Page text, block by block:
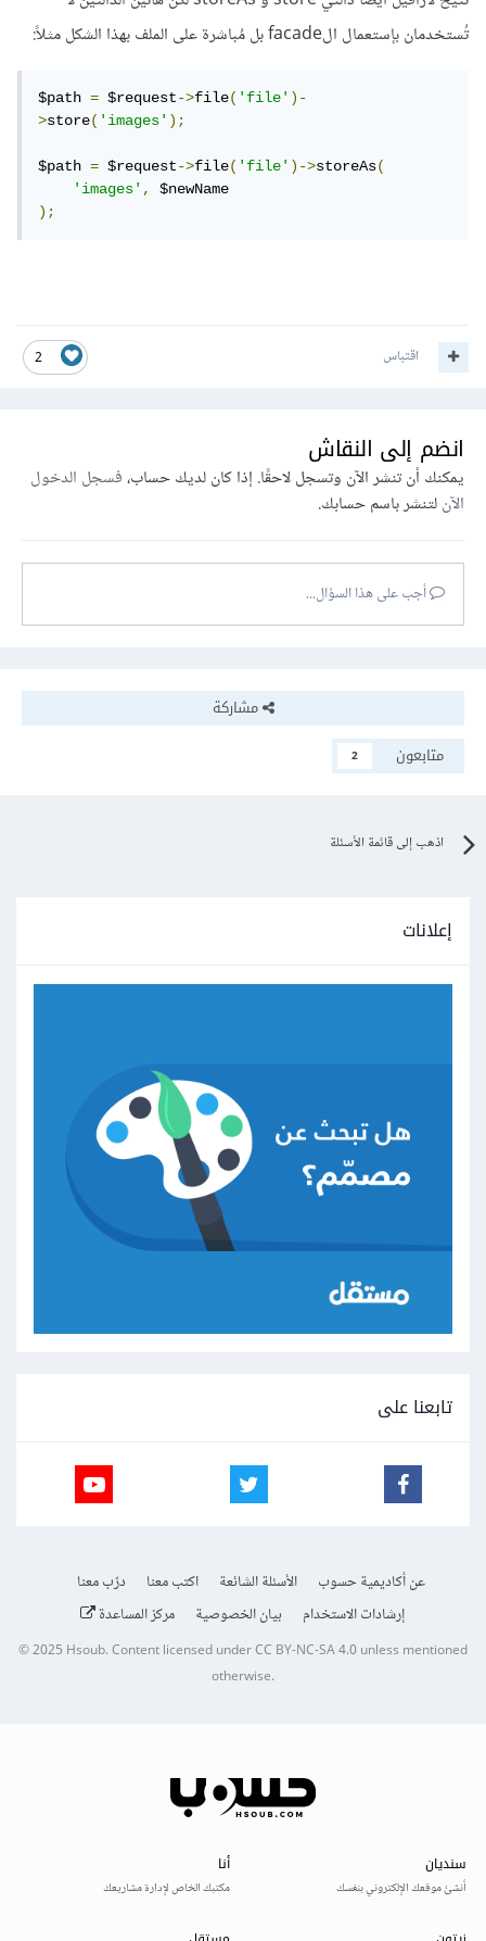
تُستخدمان بإستعمال الfacade بل مُباشرة على الملف بهذا الشكل مثلاً:
$path = $request->file('file')-
>store('images');
$path = $request->file('file')->storeAs(
'images',
);
2 اقتباس
انضم إلى النقاش
يمكنك أن تنشر الآن وتسجل لاحقًا. إذا كان لديك حساب،فسجل الدخول
الآنلتنشر باسم حسابك.
أجب على هذا السؤال...
مشاركة
متابعون
2
اذهب إلى قائمة الأسئلة
إعلانات
تابعنا على
عن أكاديمية حسوب الأسئلة الشائعة اكتب معنا
درّب معنا
إرشادات الاستخدام
بيان الخصوصية مركز المساعدة
© 2025Hsoub.Content licensed underCC BY-NC-SA 4.0unless mentioned
otherwise.